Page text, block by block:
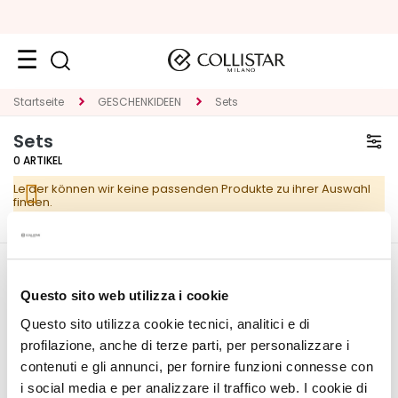
Questo sito web utilizza i cookie
Questo sito utilizza cookie tecnici, analitici e di
profilazione, anche di terze parti, per personalizzare i
contenuti e gli annunci, per fornire funzioni connesse con
i social media e per analizzare il traffico web. I cookie di
Neuheiten
Gesicht
K
A
T
G
R
S
p
Startseite GESCHENKIDEEN Sets
Sets
0 ARTIKEL
Leider können wir keine passenden Produkte zu ihrer Auswahl
finden.
Über uns
Kontakt
Erklärung zur
Barrierefreiheit
Kontoinformationen
Adressbuch
Meine Bestellungen
Meine Wunschliste